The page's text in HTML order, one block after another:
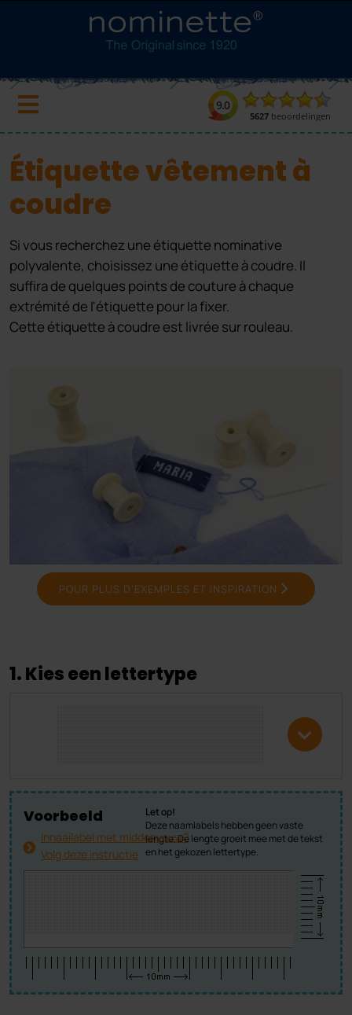
Étiquette vêtement à
coudre
Si vous recherchez une étiquette nominative
polyvalente, choisissez une étiquette à coudre. Il
suffira de quelques points de couture à chaque
extrémité de l'étiquette pour la fixer.
Cette étiquette à coudre est livrée sur rouleau.
POUR PLUS D’EXEMPLES ET INSPIRATION
1. Kies een lettertype
Voorbeeld
Let op!
Deze naamlabels hebben geen vaste
lengte. De lengte groeit mee met de tekst
en het gekozen lettertype.
Innaailabel met middenvouw?
Volg deze instructie